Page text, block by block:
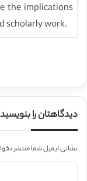
the implications
scholarly work.
دیدگاهتان را بنویسید
نشانی ایمیل شما منتشر